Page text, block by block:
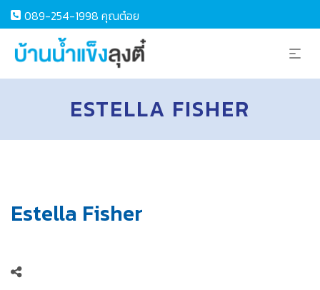
089-254-1998 คุณต๋อย
ESTELLA FISHER
Estella Fisher